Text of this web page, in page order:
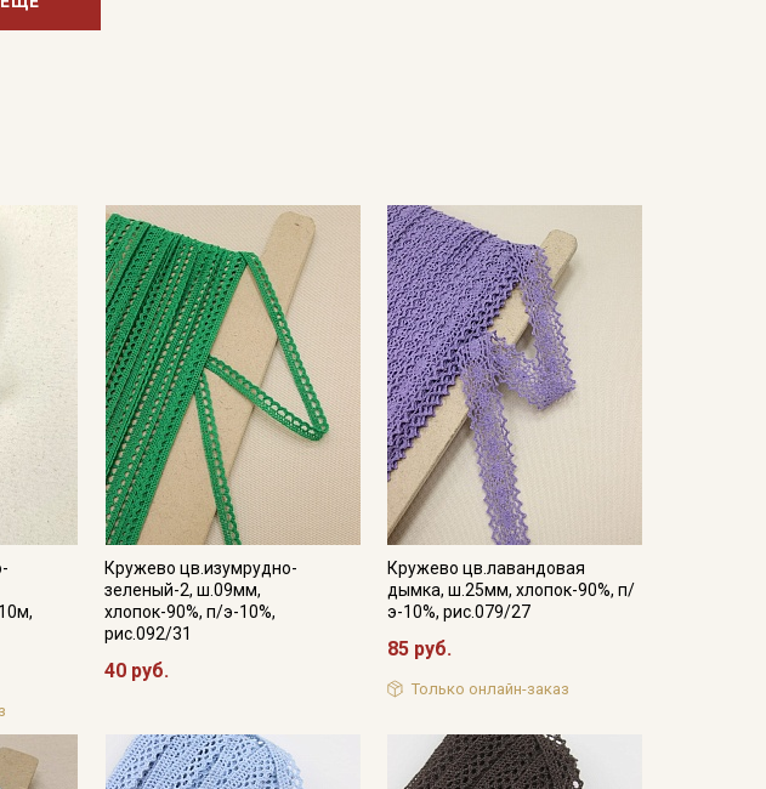
Кружево цв.изумрудно-
зеленый-2, ш.09мм,
хлопок-90%, п/э-10%,
рис.092/31
40 руб.
Кружево цв.лавандовая
дымка, ш.25мм, хлопок-90%, п/
э-10%, рис.079/27
85 руб.
Только онлайн-заказ